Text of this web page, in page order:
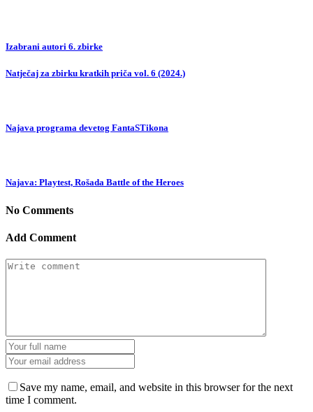
Izabrani autori 6. zbirke
Natječaj za zbirku kratkih priča vol. 6 (2024.)
Najava programa devetog FantaSTikona
Najava: Playtest, Rošada Battle of the Heroes
No Comments
Add Comment
Save my name, email, and website in this browser for the next
time I comment.